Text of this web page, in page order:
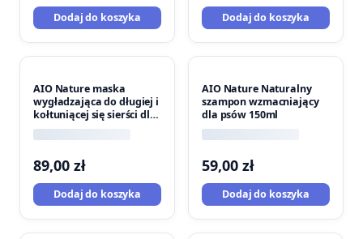
Dodaj do koszyka Dodaj do koszyka
AIO Nature maska
wygładzająca do długiej i
kołtuniącej się sierści dla
psów 250ml
89,00 zł
Dodaj do koszyka
AIO Nature Naturalny
szampon wzmacniający
dla psów 150ml
59,00 zł
Dodaj do koszyka